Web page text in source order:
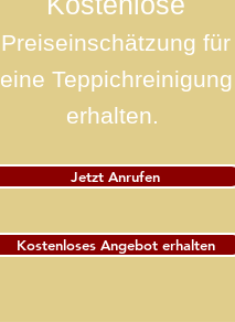
Preiseinschätzung für
eine Teppichreinigung
erhalten.
Jetzt Anrufen
Kostenloses Angebot erhalten